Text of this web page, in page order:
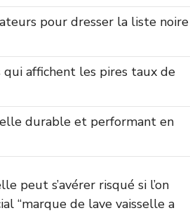
pour dresser la liste noire
qui affichent les pires taux de
durable et performant en
peut s’avérer risqué si l’on
“marque de lave vaisselle a